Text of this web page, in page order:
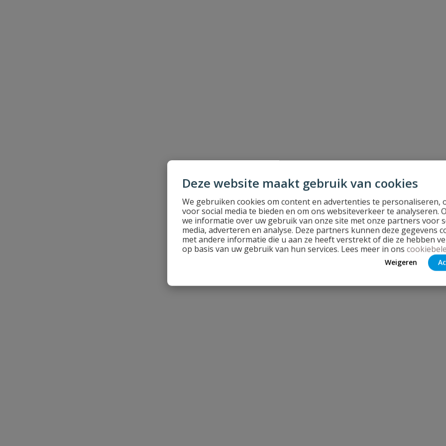
Deze website maakt gebruik van cookies
We gebruiken cookies om content en advertenties te personaliseren,
voor social media te bieden en om ons websiteverkeer te analyseren.
we informatie over uw gebruik van onze site met onze partners voor
media, adverteren en analyse. Deze partners kunnen deze gegevens
met andere informatie die u aan ze heeft verstrekt of die ze hebben
op basis van uw gebruik van hun services. Lees meer in ons
Weigeren